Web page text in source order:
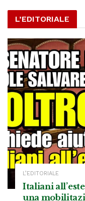
L’EDITORIALE
L’EDITORIALE
Italiani
una